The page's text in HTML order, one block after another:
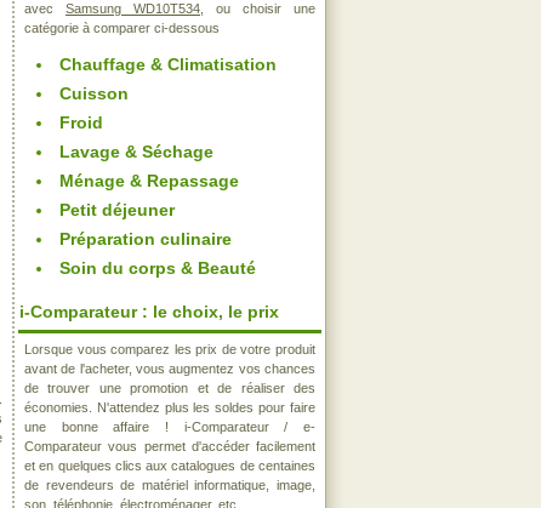
avec Samsung WD10T534 , ou choisir une
catégorie à comparer ci-dessous
Chauffage & Climatisation
Cuisson
Froid
Lavage & Séchage
Ménage & Repassage
Petit déjeuner
Préparation culinaire
Soin du corps & Beauté
i-Comparateur : le choix, le prix
Lorsque vous comparez les prix de votre produit
avant de l'acheter, vous augmentez vos chances
de trouver une promotion et de réaliser des
économies. N'attendez plus les soldes pour faire
une bonne affaire ! i-Comparateur / e-
Comparateur vous permet d'accéder facilement
et en quelques clics aux catalogues de centaines
de revendeurs de matériel informatique, image,
son, téléphonie, électroménager, etc..